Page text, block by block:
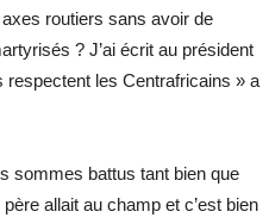
routiers sans avoir de
? J’ai écrit au président
respectent les Centrafricains » a
sommes battus tant bien que
allait au champ et c’est bien